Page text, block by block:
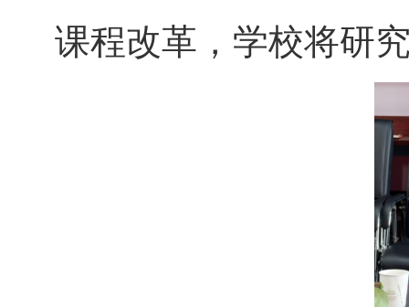
课程改革，学校将研